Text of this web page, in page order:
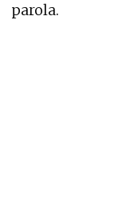
parola.